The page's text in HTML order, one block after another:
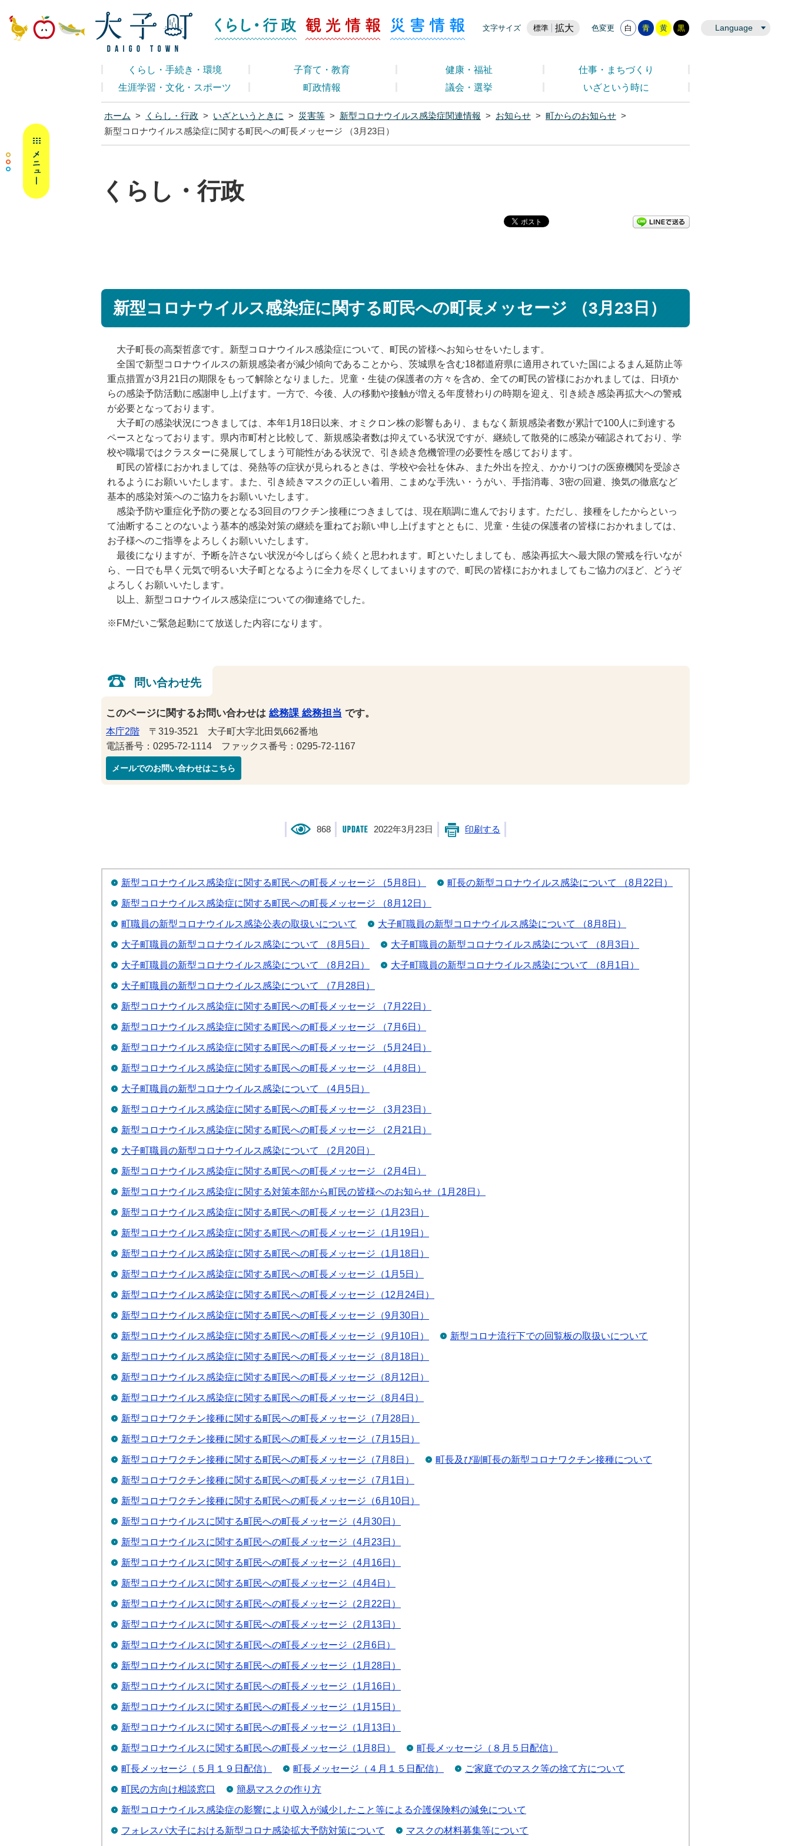
大子町ホームページ くらし・行政
文字サイズ 標準 拡大 色変更 白 青 黄 黒 Language
くらし・行政 観光情報 災害情報
くらし・手続き・環境 子育て・教育 健康・福祉
仕事・まちづくり
生涯学習・文化・スポーツ
町政情報 議会・選挙 いざという時に
ホーム > くらし・行政 > いざというときに > 災害等 > 新型コロナウイルス感染症関連情報 > お知らせ > 町からのお知らせ >
新型コロナウイルス感染症に関する町民への町長メッセージ （3月23日）
くらし・行政
新型コロナウイルス感染症に関する町民への町長メッセージ （3月23日）
大子町長の高梨哲彦です。新型コロナウイルス感染症について、町民の皆様へお知らせをいたします。
全国で新型コロナウイルスの新規感染者が減少傾向であることから、茨城県を含む18都道府県に適用されていた国によるまん延防止等
重点措置が3月21日の期限をもって解除となりました。児童・生徒の保護者の方々を含め、全ての町民の皆様におかれましては、日頃か
らの感染予防活動に感謝申し上げます。一方で、今後、人の移動や接触が増える年度替わりの時期を迎え、引き続き感染再拡大への警戒
が必要となっております。
大子町の感染状況につきましては、本年1月18日以来、オミクロン株の影響もあり、まもなく新規感染者数が累計で100人に到達する
ペースとなっております。県内市町村と比較して、新規感染者数は抑えている状況ですが、継続して散発的に感染が確認されており、学
校や職場ではクラスターに発展してしまう可能性がある状況で、引き続き危機管理の必要性を感じております。
町民の皆様におかれましては、発熱等の症状が見られるときは、学校や会社を休み、また外出を控え、かかりつけの医療機関を受診さ
れるようにお願いいたします。また、引き続きマスクの正しい着用、こまめな手洗い・うがい、手指消毒、3密の回避、換気の徹底など
基本的感染対策へのご協力をお願いいたします。
感染予防や重症化予防の要となる3回目のワクチン接種につきましては、現在順調に進んでおります。ただし、接種をしたからといっ
て油断することのないよう基本的感染対策の継続を重ねてお願い申し上げますとともに、児童・生徒の保護者の皆様におかれましては、
お子様へのご指導をよろしくお願いいたします。
最後になりますが、予断を許さない状況が今しばらく続くと思われます。町といたしましても、感染再拡大へ最大限の警戒を行いなが
ら、一日でも早く元気で明るい大子町となるように全力を尽くしてまいりますので、町民の皆様におかれましてもご協力のほど、どうぞ
よろしくお願いいたします。
以上、新型コロナウイルス感染症についての御連絡でした。
※FMだいご緊急起動にて放送した内容になります。
問い合わせ先
このページに関するお問い合わせは 総務課 総務担当 です。
本庁2階 〒319-3521 大子町大字北田気662番地
電話番号：0295-72-1114 ファックス番号：0295-72-1167
メールでのお問い合わせはこちら
868 2022年3月23日 印刷する
新型コロナウイルス感染症に関する町民への町長メッセージ （5月8日） 町長の新型コロナウイルス感染について （8月22日）
新型コロナウイルス感染症に関する町民への町長メッセージ （8月12日）
町職員の新型コロナウイルス感染公表の取扱いについて 大子町職員の新型コロナウイルス感染について （8月8日）
大子町職員の新型コロナウイルス感染について （8月5日） 大子町職員の新型コロナウイルス感染について （8月3日）
大子町職員の新型コロナウイルス感染について （8月2日） 大子町職員の新型コロナウイルス感染について （8月1日）
大子町職員の新型コロナウイルス感染について （7月28日）
新型コロナウイルス感染症に関する町民への町長メッセージ （7月22日）
新型コロナウイルス感染症に関する町民への町長メッセージ （7月6日）
新型コロナウイルス感染症に関する町民への町長メッセージ （5月24日）
新型コロナウイルス感染症に関する町民への町長メッセージ （4月8日）
大子町職員の新型コロナウイルス感染について （4月5日）
新型コロナウイルス感染症に関する町民への町長メッセージ （3月23日）
新型コロナウイルス感染症に関する町民への町長メッセージ （2月21日）
大子町職員の新型コロナウイルス感染について （2月20日）
新型コロナウイルス感染症に関する町民への町長メッセージ （2月4日）
新型コロナウイルス感染症に関する対策本部から町民の皆様へのお知らせ（1月28日）
新型コロナウイルス感染症に関する町民への町長メッセージ（1月23日）
新型コロナウイルス感染症に関する町民への町長メッセージ（1月19日）
新型コロナウイルス感染症に関する町民への町長メッセージ（1月18日）
新型コロナウイルス感染症に関する町民への町長メッセージ（1月5日）
新型コロナウイルス感染症に関する町民への町長メッセージ（12月24日）
新型コロナウイルス感染症に関する町民への町長メッセージ（9月30日）
新型コロナウイルス感染症に関する町民への町長メッセージ（9月10日） 新型コロナ流行下での回覧板の取扱いについて
新型コロナウイルス感染症に関する町民への町長メッセージ（8月18日）
新型コロナウイルス感染症に関する町民への町長メッセージ（8月12日）
新型コロナウイルス感染症に関する町民への町長メッセージ（8月4日）
新型コロナワクチン接種に関する町民への町長メッセージ（7月28日）
新型コロナワクチン接種に関する町民への町長メッセージ（7月15日）
新型コロナワクチン接種に関する町民への町長メッセージ（7月8日） 町長及び副町長の新型コロナワクチン接種について
新型コロナワクチン接種に関する町民への町長メッセージ（7月1日）
新型コロナワクチン接種に関する町民への町長メッセージ（6月10日）
新型コロナウイルスに関する町民への町長メッセージ（4月30日）
新型コロナウイルスに関する町民への町長メッセージ（4月23日）
新型コロナウイルスに関する町民への町長メッセージ（4月16日）
新型コロナウイルスに関する町民への町長メッセージ（4月4日）
新型コロナウイルスに関する町民への町長メッセージ（2月22日）
新型コロナウイルスに関する町民への町長メッセージ（2月13日）
新型コロナウイルスに関する町民への町長メッセージ（2月6日）
新型コロナウイルスに関する町民への町長メッセージ（1月28日）
新型コロナウイルスに関する町民への町長メッセージ（1月16日）
新型コロナウイルスに関する町民への町長メッセージ（1月15日）
新型コロナウイルスに関する町民への町長メッセージ（1月13日）
新型コロナウイルスに関する町民への町長メッセージ（1月8日） 町長メッセージ（８月５日配信）
町長メッセージ（５月１９日配信） 町長メッセージ（４月１５日配信） ご家庭でのマスク等の捨て方について
町民の方向け相談窓口 簡易マスクの作り方
新型コロナウイルス感染症の影響により収入が減少したこと等による介護保険料の減免について
フォレスパ大子における新型コロナ感染拡大予防対策について マスクの材料募集等について